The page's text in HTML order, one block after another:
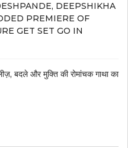
DEEPSHIKHA
PREMIERE OF
GET SET GO IN
बदले और मुक्ति की रोमांचक गाथा का